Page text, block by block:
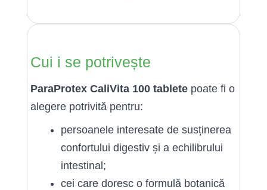
Cui i se potrivește
ParaProtex CaliVita 100 tablete poate fi o
alegere potrivită pentru:
persoanele interesate de susținerea
confortului digestiv și a echilibrului
intestinal;
cei care doresc o formulă botanică